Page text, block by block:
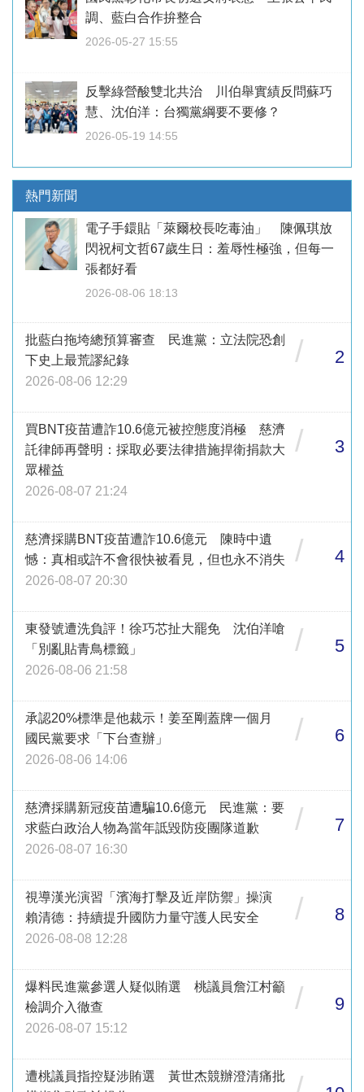
調、藍白合作拚整合
2026-05-27 15:55
反擊綠營酸雙北共治 川伯舉實績反問蘇巧
慧、沈伯洋：台獨黨綱要不要修？
2026-05-19 14:55
熱門新聞
電子手鐶貼「萊爾校長吃毒油」 陳佩琪放
閃祝柯文哲67歲生日：羞辱性極強，但每一
張都好看
2026-08-06 18:13
批藍白拖垮總預算審查 民進黨：立法院恐創
下史上最荒謬紀錄
2026-08-06 12:29
/ 2
買BNT疫苗遭詐10.6億元被控態度消極 慈濟
託律師再聲明：採取必要法律措施捍衛捐款大
眾權益
2026-08-07 21:24
/ 3
慈濟採購BNT疫苗遭詐10.6億元 陳時中遺
憾：真相或許不會很快被看見，但也永不消失
2026-08-07 20:30
/ 4
東發號遭洗負評！徐巧芯扯大罷免 沈伯洋嗆
「別亂貼青鳥標籤」
2026-08-06 21:58
/ 5
承認20%標準是他裁示！姜至剛蓋牌一個月
國民黨要求「下台查辦」
2026-08-06 14:06
/ 6
慈濟採購新冠疫苗遭騙10.6億元 民進黨：要
求藍白政治人物為當年詆毀防疫團隊道歉
2026-08-07 16:30
/ 7
視導漢光演習「濱海打擊及近岸防禦」操演
賴清德：持續提升國防力量守護人民安全
2026-08-08 12:28
/ 8
爆料民進黨參選人疑似賄選 桃議員詹江村籲
檢調介入徹查
2026-08-07 15:12
/ 9
遭桃議員指控疑涉賄選 黃世杰競辦澄清痛批